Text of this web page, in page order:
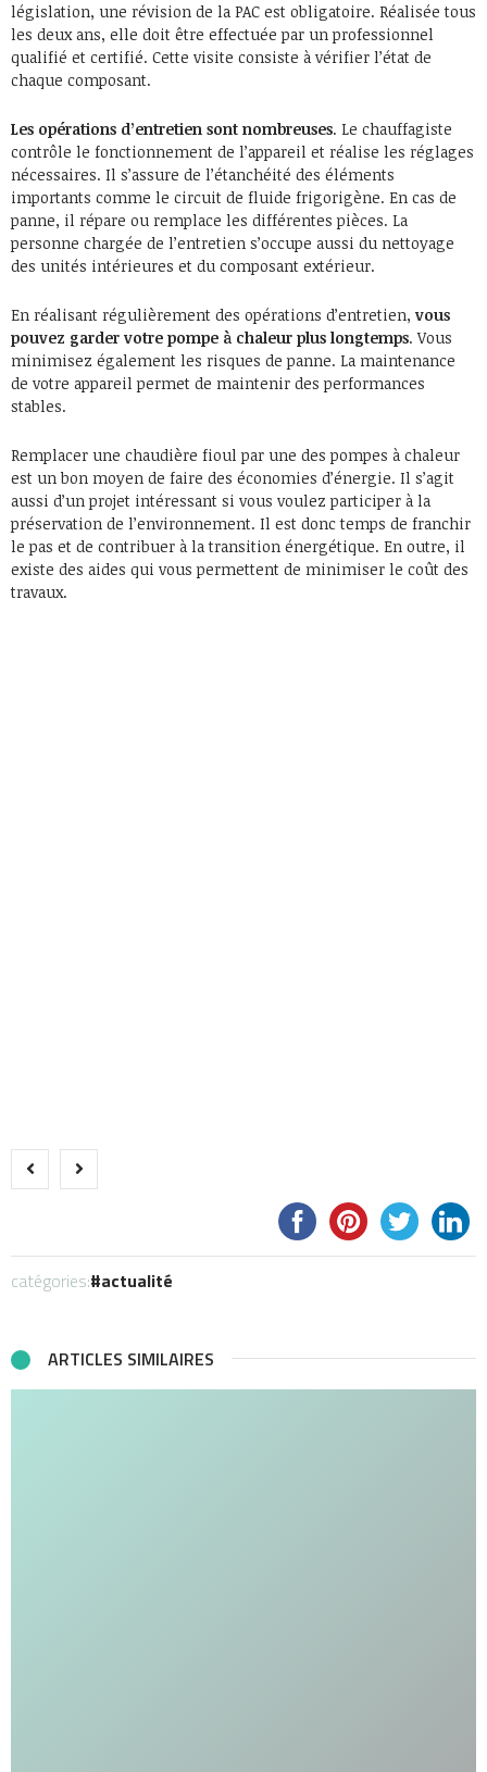
législation, une révision de la PAC est obligatoire. Réalisée tous
les deux ans, elle doit être effectuée par un professionnel
qualifié et certifié. Cette visite consiste à vérifier l’état de
chaque composant.
Les opérations d’entretien sont nombreuses. Le chauffagiste
contrôle le fonctionnement de l’appareil et réalise les réglages
nécessaires. Il s’assure de l’étanchéité des éléments
importants comme le circuit de fluide frigorigène. En cas de
panne, il répare ou remplace les différentes pièces. La
personne chargée de l’entretien s’occupe aussi du nettoyage
des unités intérieures et du composant extérieur.
En réalisant régulièrement des opérations d’entretien, vous
pouvez garder votre pompe à chaleur plus longtemps. Vous
minimisez également les risques de panne. La maintenance
de votre appareil permet de maintenir des performances
stables.
Remplacer une chaudière fioul par une des pompes à chaleur
est un bon moyen de faire des économies d’énergie. Il s’agit
aussi d’un projet intéressant si vous voulez participer à la
préservation de l’environnement. Il est donc temps de franchir
le pas et de contribuer à la transition énergétique. En outre, il
existe des aides qui vous permettent de minimiser le coût des
travaux.
catégories: actualité
ARTICLES SIMILAIRES